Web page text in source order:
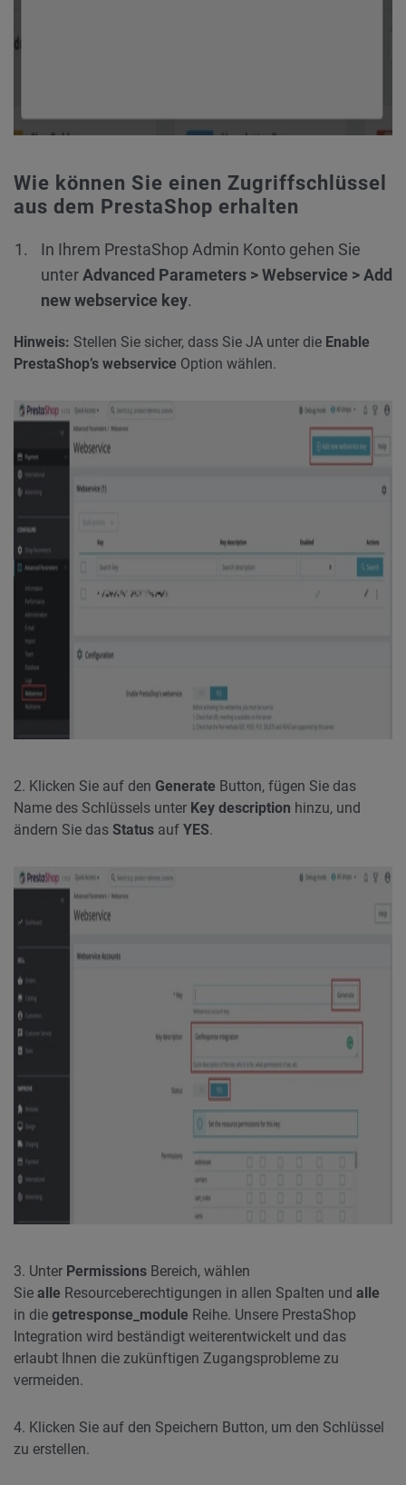
Wie können Sie einen Zugriffschlüssel
aus dem PrestaShop erhalten
In Ihrem PrestaShop Admin Konto gehen Sie
unterAdvanced Parameters >Webservice > Add
new webservice key.
Hinweis: Stellen Sie sicher, dass Sie JA unter die Enable
PrestaShop’s webservice Option wählen.
2. Klicken Sie auf den Generate Button, fügen Sie das
Name des Schlüssels unter Key description hinzu, und
ändern Sie das Status auf YES.
3. Unter Permissions Bereich, wählen
Sie alle Resourceberechtigungen in allen Spalten und alle
in die getresponse_module Reihe. Unsere PrestaShop
Integration wird beständigt weiterentwickelt und das
erlaubt Ihnen die zukünftigen Zugangsprobleme zu
vermeiden.
4. Klicken Sie auf den Speichern Button, um den Schlüssel
zu erstellen.